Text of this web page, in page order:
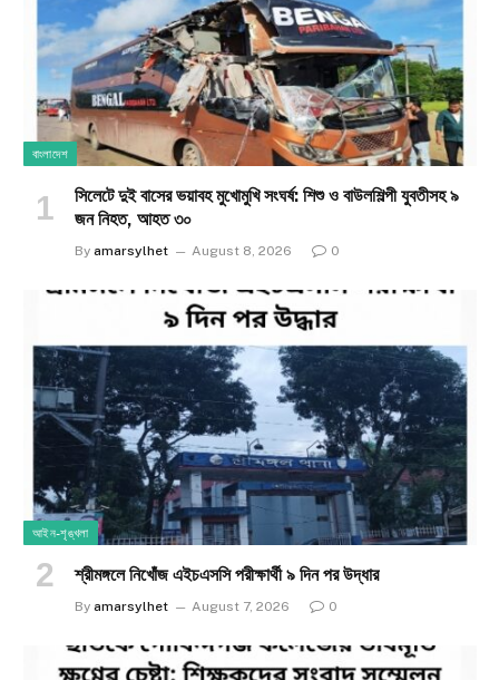
বাংলাদেশ
সিলেটে দুই বাসের ভয়াবহ মুখোমুখি সংঘর্ষ: শিশু ও বাউলশিল্পী যুবতীসহ ৯
জন নিহত, আহত ৩০
By amarsylhet August 8, 2026 0
আইন-শৃঙ্খলা
শ্রীমঙ্গলে নিখোঁজ এইচএসসি পরীক্ষার্থী ৯ দিন পর উদ্ধার
By amarsylhet August 7, 2026 0